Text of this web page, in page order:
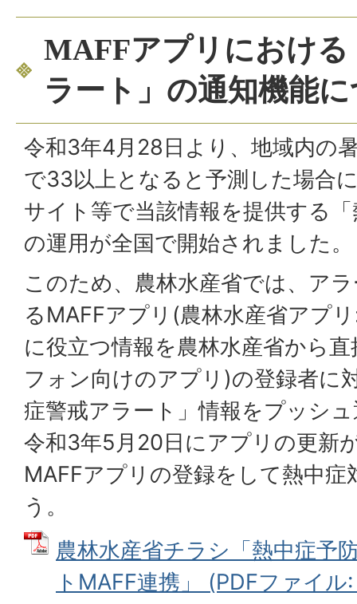
MAFFアプリにおける
ラート」の通知機能
令和3年4月28日より、地域内の
で33以上となると予測した場合
サイト等で当該情報を提供する
の運用が全国で開始されました。
このため、農林水産省では、ア
るMAFFアプリ(農林水産省アプ
に役立つ情報を農林水産省から
フォン向けのアプリ)の登録者に
症警戒アラート」情報をプッシ
令和3年5月20日にアプリの更新
MAFFアプリの登録をして熱中
う。
農林水産省チラシ「熱中症予
トMAFF連携」 (PDFファイ